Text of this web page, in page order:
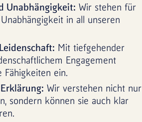
Unabhängigkeit: Wir stehen für
in all unseren
Mit tiefgehender
Engagement
Fähigkeiten ein.
Wir verstehen nicht nur
sondern können sie auch klar